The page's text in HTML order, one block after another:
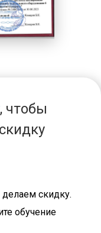
, чтобы
делаем скидку.
обучение